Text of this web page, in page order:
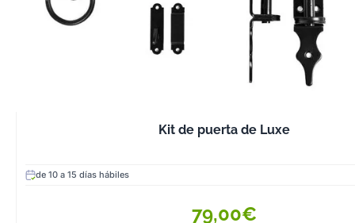
Kit de puerta de Luxe
de 10 a 15 días hábiles
79,00€